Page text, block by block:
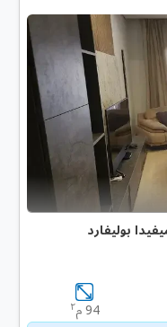
بوليفارد
94 م ٢